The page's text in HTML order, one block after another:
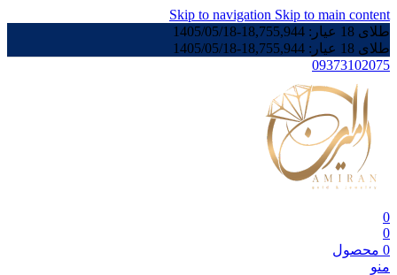
Skip to navigation Skip to main content
طلای 18 عیار:
18,755,944
-
1405/05/18
طلای 18 عیار:
18,755,944
-
1405/05/18
09373102075
0
0
0 محصول
منو